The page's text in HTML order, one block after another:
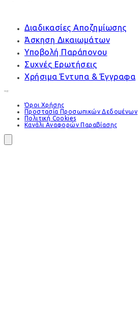
Διαδικασίες Αποζημίωσης
Άσκηση Δικαιωμάτων
Υποβολή Παράπονου
Συχνές Ερωτήσεις
Χρήσιμα Έντυπα & Έγγραφα
Όροι Χρήσης
Προστασία Προσωπικών Δεδομένων
Πολιτική Cookies
Κανάλι Αναφορών Παραβίασης